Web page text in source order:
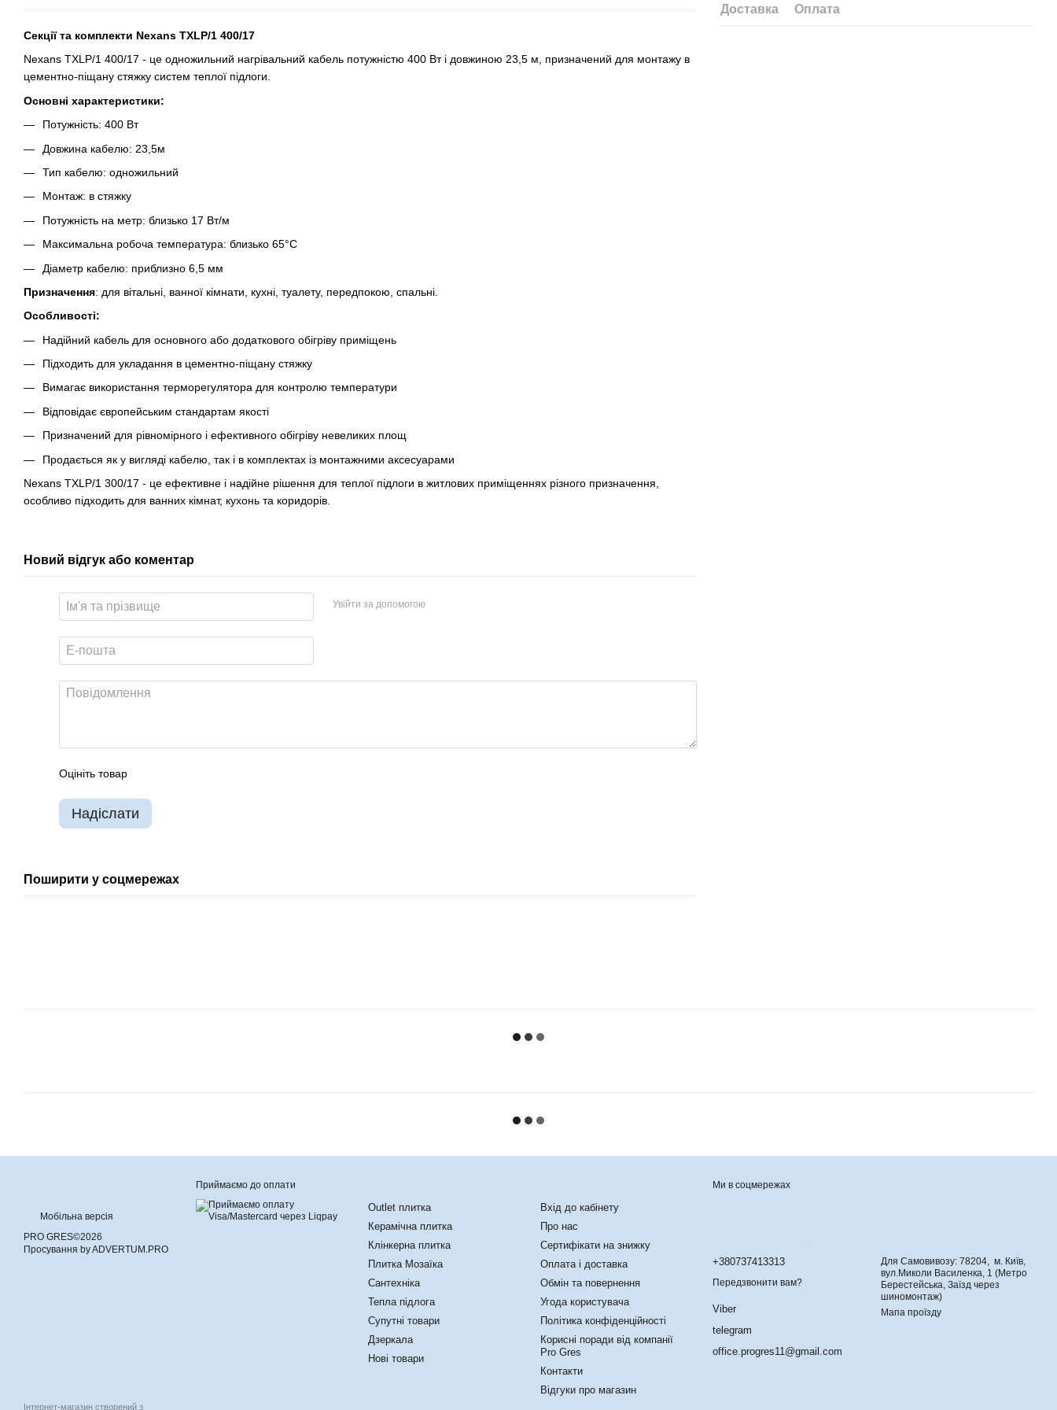
Доставка Оплата
Секції та комплекти Nexans TXLP/1 400/17
Nexans TXLP/1 400/17 - це одножильний нагрівальний кабель потужністю 400 Вт і довжиною 23,5 м, призначений для монтажу в
цементно-піщану стяжку систем теплої підлоги.
Основні характеристики:
Потужність: 400 Вт
Довжина кабелю: 23,5м
Тип кабелю: одножильний
Монтаж: в стяжку
Потужність на метр: близько 17 Вт/м
Максимальна робоча температура: близько 65°C
Діаметр кабелю: приблизно 6,5 мм
Призначення: для вітальні, ванної кімнати, кухні, туалету, передпокою, спальні.
Особливості:
Надійний кабель для основного або додаткового обігріву приміщень
Підходить для укладання в цементно-піщану стяжку
Вимагає використання терморегулятора для контролю температури
Відповідає європейським стандартам якості
Призначений для рівномірного і ефективного обігріву невеликих площ
Продається як у вигляді кабелю, так і в комплектах із монтажними аксесуарами
Nexans TXLP/1 300/17 - це ефективне і надійне рішення для теплої підлоги в житлових приміщеннях різного призначення,
особливо підходить для ванних кімнат, кухонь та коридорів.
Новий відгук або коментар
Увійти за допомогою
Оцініть товар
Надіслати
Поширити у соцмережах
Мобільна версія
PRO GRES©2026
Просування by ADVERTUM.PRO
Інтернет-магазин створений з
Приймаємо до оплати
Outlet плитка
Керамічна плитка
Клінкерна плитка
Плитка Мозаїка
Сантехніка
Тепла підлога
Супутні товари
Дзеркала
Нові товари
Вхід до кабінету
Про нас
Сертифікати на знижку
Оплата і доставка
Обмін та повернення
Угода користувача
Політика конфіденційності
Корисні поради від компанії
Pro Gres
Контакти
Відгуки про магазин
Ми в соцмережах
+380737413313
Передзвонити вам?
Viber
telegram
office.progres11@gmail.com
Для Самовивозу: 78204, м. Київ,
вул.Миколи Василенка, 1 (Метро
Берестейська, Заїзд через
шиномонтаж)
Мапа проїзду